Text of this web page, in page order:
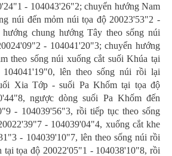
- 104043'26"2; chuyển hướng Nam
núi đến mỏm núi tọa độ 20023'53"2 -
hướng chung hướng Tây theo sống núi
- 104041'20"3; chuyển hướng
theo sống núi xuống cắt suối Khúa tại
lên theo sống núi rồi lại
Xia Tớp - suối Pa Khốm tại tọa độ
ngược dòng suối Pa Khốm đến
- 104039'56"3, rồi tiếp tục theo sống
- 104039'04"4, xuống cắt khe
- 104039'10"7, lên theo sống núi rồi
tại tọa độ 20022'05"1 - 104038'10"8, rồi